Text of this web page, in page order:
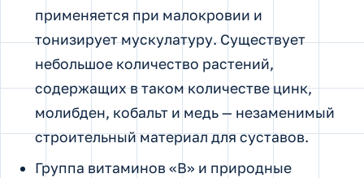
применяется при малокровии и
тонизирует мускулатуру. Существует
небольшое количество растений,
содержащих в таком количестве цинк,
молибден, кобальт и медь — незаменимый
строительный материал для суставов.
Группа витаминов «В» и природные